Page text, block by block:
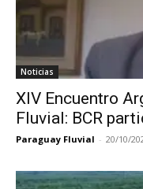
Noticias
XIV Encuentro
Fluvial: BCR
Paraguay Fluvial - 20/10/